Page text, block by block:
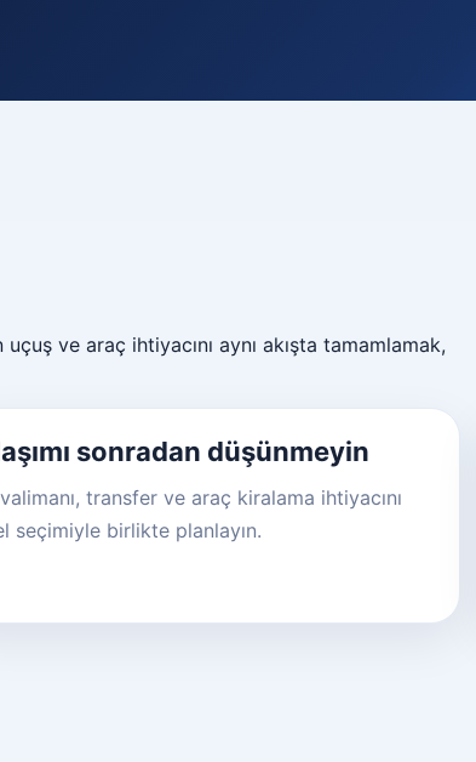
ve araç ihtiyacını aynı akışta tamamlamak,
sonradan düşünmeyin
transfer ve araç kiralama ihtiyacını
seçimiyle birlikte planlayın.